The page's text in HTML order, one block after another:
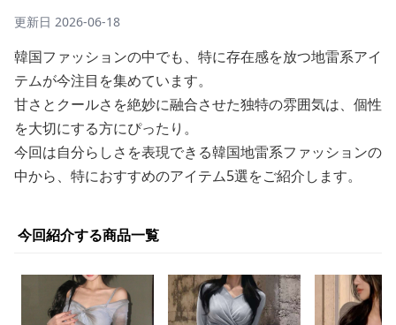
更新日 2026-06-18
韓国ファッションの中でも、特に存在感を放つ地雷系アイ
テムが今注目を集めています。
甘さとクールさを絶妙に融合させた独特の雰囲気は、個性
を大切にする方にぴったり。
今回は自分らしさを表現できる韓国地雷系ファッションの
中から、特におすすめのアイテム5選をご紹介します。
今回紹介する商品一覧